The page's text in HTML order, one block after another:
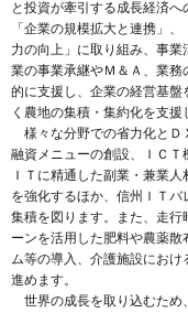
と投資が牽引する成長経済へ
「企業の規模拡大と連携」
力の向上」に取り組み、事
業の事業承継やＭ＆Ａ、業
的に支援し、企業の経営基
く農地の集積・集約化を支援
様々な分野での省力化とＤ
融資メニューの創設、ＩＣＴ
ＩＴに精通した副業・兼業
を強化するほか、信州ＩＴ
集積を図ります。また、走行
ーンを活用した肥料や農薬
ム等の導入、介護施設におけ
進めます。
世界の成長を取り込むため